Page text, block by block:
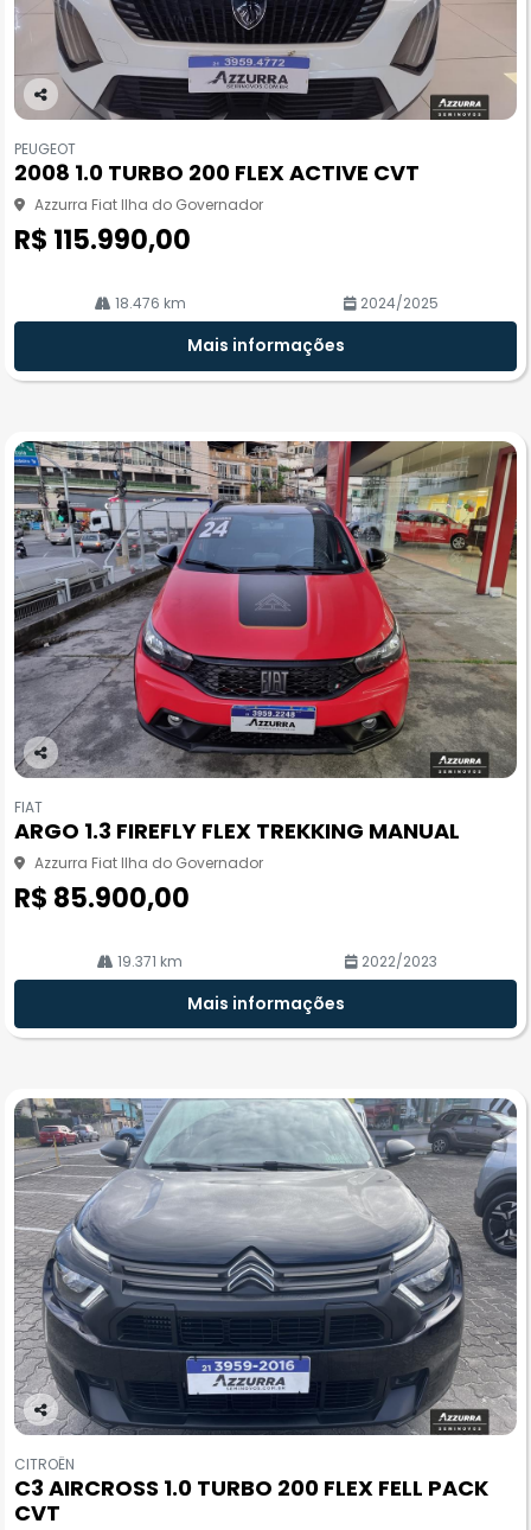
Co
pa
rtil
he
PEUGEOT
2008 1.0 TURBO 200 FLEX ACTIVE CVT
Azzurra Fiat Ilha do Governador
R$ 115.990,00
18.476 km 2024/2025
Mais informações
Co
pa
rtil
he
FIAT
ARGO 1.3 FIREFLY FLEX TREKKING MANUAL
Azzurra Fiat Ilha do Governador
R$ 85.900,00
19.371 km 2022/2023
Mais informações
Co
pa
rtil
he
CITROËN
C3 AIRCROSS 1.0 TURBO 200 FLEX FELL PACK
CVT